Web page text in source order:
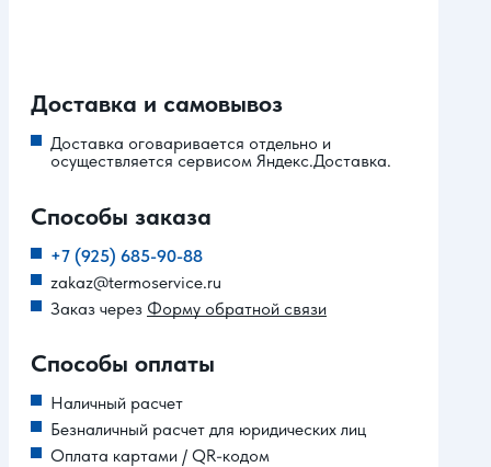
Доставка и самовывоз
Доставка оговаривается отдельно и
осуществляется сервисом Яндекс.Доставка.
Способы заказа
+7 (925) 685-90-88
zakaz@termoservice.ru
Заказ через Форму обратной связи
Способы оплаты
Наличный расчет
Безналичный расчет для юридических лиц
Оплата картами / QR-кодом